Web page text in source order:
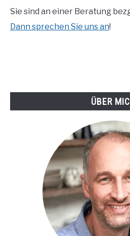
Sie sind an einer Beratung
Dann sprechen Sie uns an!
ÜBER